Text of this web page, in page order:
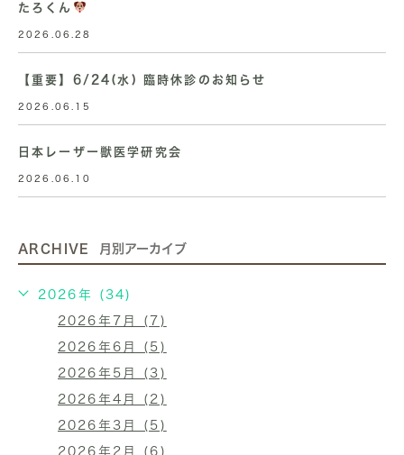
たろくん
2026.06.28
【重要】6/24(水) 臨時休診のお知らせ
2026.06.15
日本レーザー獣医学研究会
2026.06.10
ARCHIVE 月別アーカイブ
2026年 (34)
2026年7月 (7)
2026年6月 (5)
2026年5月 (3)
2026年4月 (2)
2026年3月 (5)
2026年2月 (6)